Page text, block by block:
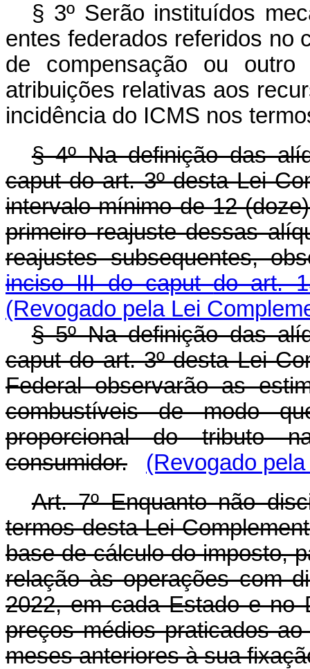
§ 3º Serão instituídos
entes federados referidos no
de compensação ou outro
atribuições relativas aos
incidência do ICMS nos
§ 4º Na definição das
caputdo art. 3º desta Lei
intervalo mínimo de 12
primeiro reajuste dessas
reajustes subsequentes,
inciso III do caputdo art.
(Revogado pela Lei
§ 5º Na definição das
caputdo art. 3º desta Lei
Federal observarão as
combustíveis de modo
proporcional do tributo
consumidor.
(Revogado
Art. 7º Enquanto não
termos desta Lei
base de cálculo do imposto,
relação às operações com
2022, em cada Estado e no
preços médios praticados
meses anteriores à sua